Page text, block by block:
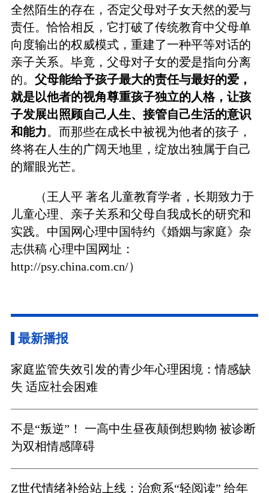
全然陌生的存在，否定父母对子女天然的爱与
责任。恰恰相反，它打破了传统教育中父母单
向度输出的权威模式，重建了一种平等对话的
亲子关系。毕竟，父母对子女的爱是指向分离
的。 父母能给予孩子最大的责任与最好的爱，
就是以他者的视角尊重孩子独立的人格，让孩
子发展出照顾自己人生、接管自己生活的意识
和能力。而那些在成长中被视为他者的孩子，
终将在人生的广阔天地里，绽放出独属于自己
的耀眼光芒。
（王人平 著名儿童教育学者，长期致力于
儿童心理、亲子关系和父母自我成长的研究和
实践。中国网心理中国特约《婚姻与家庭》杂
志供稿 心理中国网址：
http://psy.china.com.cn/）
最新播报
家庭监管失效引发的青少年心理困境：情感缺
失 适应社会困难
不是“叛逆”！ 一高中生昼夜颠倒想购物 被诊断
为双相情感障碍
Z世代情绪补给站上线：治愈系“轻阅读” 给年